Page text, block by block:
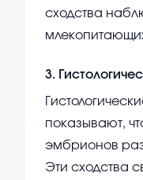
сходства
3.
показывают,
эмбрионов
Эти сходства